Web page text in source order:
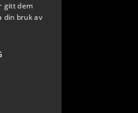
gitt dem
din bruk av